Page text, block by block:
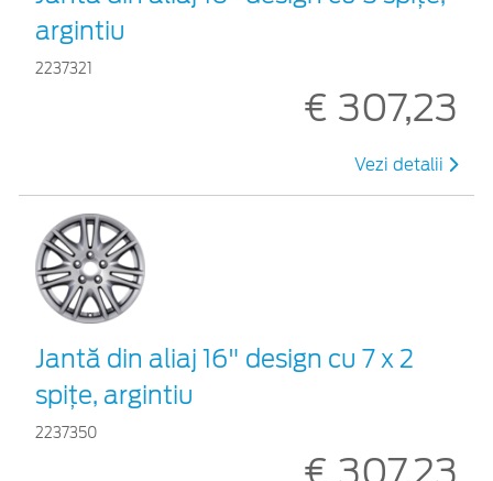
argintiu
2237321
€ 307,23
Vezi detalii
Jantă din aliaj 16" design cu 7 x 2
spiţe, argintiu
2237350
€ 307,23